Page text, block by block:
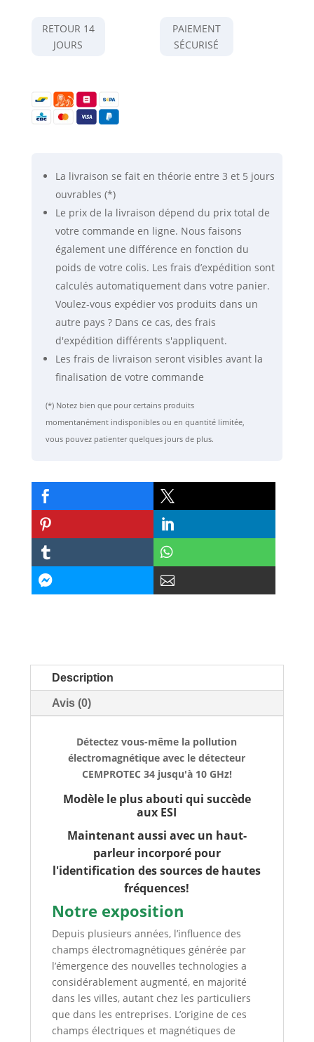
Détecteur
électromagnétiques
de
basses
fréquences
(2G/3G/4G/5G)
RETOUR 14
JOURS
PAIEMENT
SÉCURISÉ
La livraison se fait en théorie entre 3 et 5 jours
ouvrables (*)
Le prix de la livraison dépend du prix total de
votre commande en ligne. Nous faisons
également une différence en fonction du
poids de votre colis. Les frais d’expédition sont
calculés automatiquement dans votre panier.
Voulez-vous expédier vos produits dans un
autre pays ? Dans ce cas, des frais
d'expédition différents s'appliquent.
Les frais de livraison seront visibles avant la
finalisation de votre commande
(*) Notez bien que pour certains produits
momentanément indisponibles ou en quantité limitée,
vous pouvez patienter quelques jours de plus.








Description
Avis (0)
Détectez vous-même la pollution
électromagnétique avec le détecteur
CEMPROTEC 34 jusqu'à 10 GHz!
Modèle le plus abouti qui succède
aux ESI
Maintenant aussi avec un haut-
parleur incorporé pour
l'identification des sources de hautes
fréquences!
Notre exposition
Depuis plusieurs années, l’influence des
champs électromagnétiques générée par
l’émergence des nouvelles technologies a
considérablement augmenté, en majorité
dans les villes, autant chez les particuliers
que dans les entreprises. L’origine de ces
champs électriques et magnétiques de